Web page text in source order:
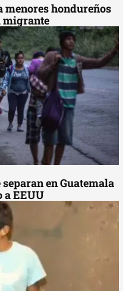
menores hondureños
migrante
en Guatemala
a EEUU